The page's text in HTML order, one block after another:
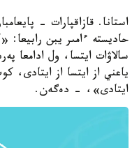
استانا. قازاقپارات -
حاديستە ءامىر يبن
سالاۋات ايتسا، ول ادامعا
ياعني از ايتسا از ايتادى،
ايتادى»، - دەگەن.